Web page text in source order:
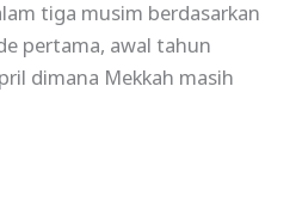
tiga musim berdasarkan
pertama, awal tahun
dimana Mekkah masih